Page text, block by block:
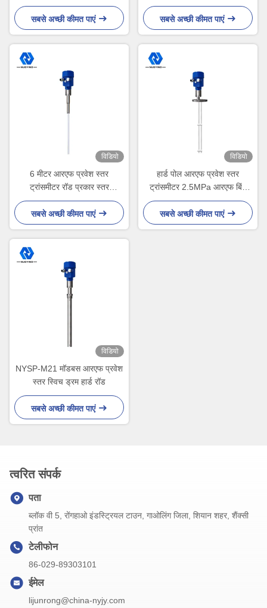
प्रकार स्तर सेंसर
सबसे अच्छी कीमत पाएं
सेंसर 30 मीटर
सबसे अच्छी कीमत पाएं
विडियो
6 मीटर आरएफ प्रवेश स्तर
ट्रांसमीटर रॉड प्रकार स्तर
ट्रांसमीटर हार्ड इन्सुलेट
सबसे अच्छी कीमत पाएं
विडियो
हार्ड पोल आरएफ प्रवेश स्तर
ट्रांसमीटर 2.5MPa आरएफ बिंदु
स्तर सेंसर
सबसे अच्छी कीमत पाएं
विडियो
NYSP-M21 मॉडबस आरएफ प्रवेश
स्तर स्विच ड्रम हार्ड रॉड
सबसे अच्छी कीमत पाएं
त्वरित संपर्क
पता
ब्लॉक वी 5, रोंगहाओ इंडस्ट्रियल टाउन, गाओलिंग जिला, शियान शहर, शैंक्सी
प्रांत
टेलीफोन
86-029-89303101
ईमेल
lijunrong@china-nyjy.com